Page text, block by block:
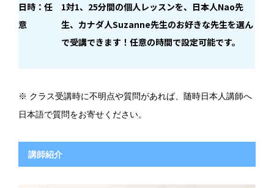
日時：任
意
1対1、25分間の個人レッスンを、日本人Nao先
生、カナダ人Suzanne先生のお好きな先生を選ん
で受講できます！任意の時間で設定可能です。
※ クラス受講時に不明点や質問があれば、随時日本人講師へ
日本語で質問をお寄せください。
講師紹介